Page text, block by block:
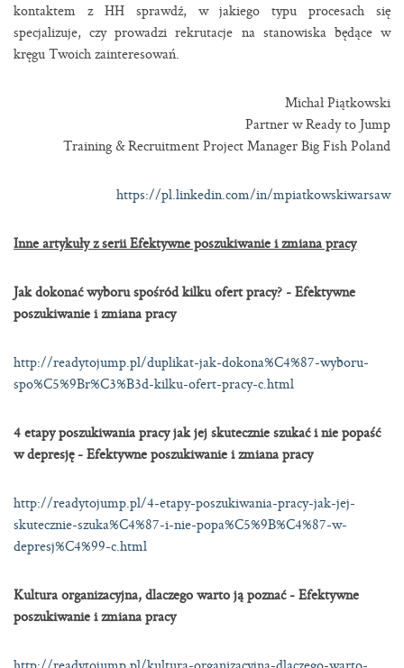
kontaktem z HH sprawdź, w jakiego typu procesach się
specjalizuje, czy prowadzi rekrutacje na stanowiska będące w
kręgu Twoich zainteresowań.
Michał Piątkowski
Partner w Ready to Jump
Training & Recruitment Project Manager Big Fish Poland
https://pl.linkedin.com/in/mpiatkowskiwarsaw
Inne artykuły z serii Efektywne poszukiwanie i zmiana pracy
Jak dokonać wyboru spośród kilku ofert pracy? - Efektywne
poszukiwanie i zmiana pracy
http://readytojump.pl/duplikat-jak-dokona%C4%87-wyboru-
spo%C5%9Br%C3%B3d-kilku-ofert-pracy-c.html
4 etapy poszukiwania pracy jak jej skutecznie szukać i nie popaść
w depresję - Efektywne poszukiwanie i zmiana pracy
http://readytojump.pl/4-etapy-poszukiwania-pracy-jak-jej-
skutecznie-szuka%C4%87-i-nie-popa%C5%9B%C4%87-w-
depresj%C4%99-c.html
Kultura organizacyjna, dlaczego warto ją poznać - Efektywne
poszukiwanie i zmiana pracy